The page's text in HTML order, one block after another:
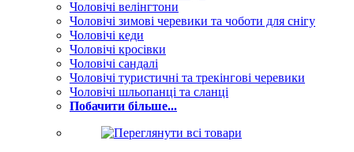
Чоловічі велінгтони
Чоловічі зимові черевики та чоботи для снігу
Чоловічі кеди
Чоловічі кросівки
Чоловічі сандалі
Чоловічі туристичні та трекінгові черевики
Чоловічі шльопанці та сланці
Побачити більше...